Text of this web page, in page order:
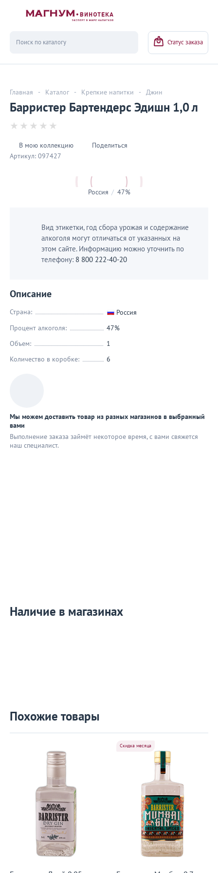
Статус заказа
Главная - Каталог - Крепкие напитки - Джин
Барристер Бартендерс Эдишн 1,0 л
В мою коллекцию
Поделиться
Артикул: 097427
Россия / 47%
Вид этикетки, год сбора урожая и содержание
алкоголя могут отличаться от указанных на
этом сайте. Информацию можно уточнить по
телефону: 8 800 222-40-20
Описание
Страна:
Россия
Процент алкоголя:
47%
Объем:
1
Количество в коробке:
6
Мы можем доставить товар из разных магазинов в выбранный
вами
Выполнение заказа займёт некоторое время, с вами свяжется
наш специaлист.
Наличие в магазинах
Похожие товары
Скидка месяца